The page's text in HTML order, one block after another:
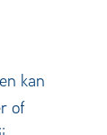
kan
of